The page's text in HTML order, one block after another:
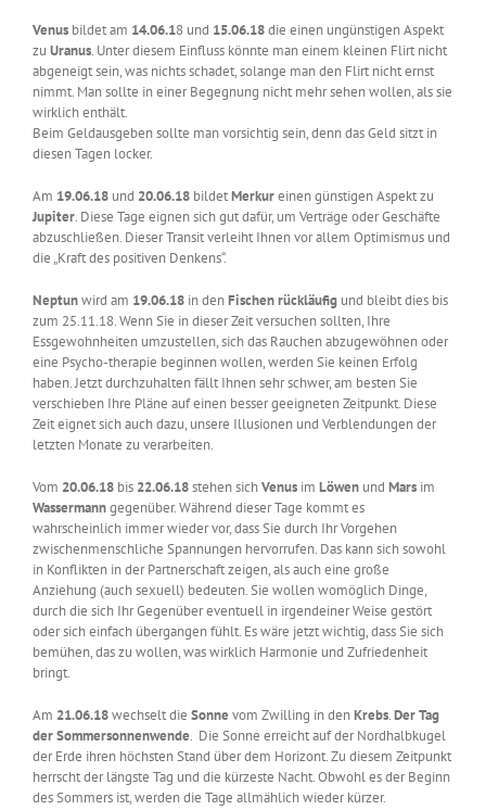
Venus bildet am 14.06.18 und 15.06.18die einen ungünstigen Aspekt
zu Uranus. Unter diesem Einfluss könnte man einem kleinen Flirt nicht
abgeneigt sein, was nichts schadet, solange man den Flirt nicht ernst
nimmt. Man sollte in einer Begegnung nicht mehr sehen wollen, als sie
wirklich enthält.
Beim Geldausgeben sollte man vorsichtig sein, denn das Geld sitzt in
diesen Tagen locker.
Am 19.06.18 und 20.06.18 bildetMerkureinen günstigen Aspekt zu
Jupiter. Diese Tage eignen sich gut dafür, um Verträge oder Geschäfte
abzuschließen. Dieser Transit verleiht Ihnen vor allem Optimismus und
die „Kraft des positiven Denkens“.
Neptunwird am 19.06.18 in denFischenrückläufig und bleibt dies bis
zum 25.11.18. Wenn Sie in dieser Zeit versuchen sollten, Ihre
Essgewohnheiten umzustellen, sich das Rauchen abzugewöhnen oder
eine Psycho-therapie beginnen wollen, werden Sie keinen Erfolg
haben. Jetzt durchzuhalten fällt Ihnen sehr schwer, am besten Sie
verschieben Ihre Pläne auf einen besser geeigneten Zeitpunkt. Diese
Zeit eignet sich auch dazu, unsere Illusionen und Verblendungen der
letzten Monate zu verarbeiten.
Vom 20.06.18 bis 22.06.18stehen sichVenus im Löwen und Mars im
Wassermanngegenüber. Während dieser Tage kommt es
wahrscheinlich immer wieder vor, dass Sie durch Ihr Vorgehen
zwischenmenschliche Spannungen hervorrufen. Das kann sich sowohl
in Konflikten in der Partnerschaft zeigen, als auch eine große
Anziehung (auch sexuell) bedeuten. Sie wollen womöglich Dinge,
durch die sich Ihr Gegenüber eventuell in irgendeiner Weise gestört
oder sich einfach übergangen fühlt. Es wäre jetzt wichtig, dass Sie sich
bemühen, das zu wollen, was wirklich Harmonie und Zufriedenheit
bringt.
Am 21.06.18wechselt die Sonne vom Zwilling in denKrebs.Der Tag
der Sommersonnenwende. Die Sonne erreicht auf der Nordhalbkugel
der Erde ihren höchsten Stand über dem Horizont. Zu diesem Zeitpunkt
herrscht der längste Tag und die kürzeste Nacht. Obwohl es der Beginn
des Sommers ist, werden die Tage allmählich wieder kürzer.